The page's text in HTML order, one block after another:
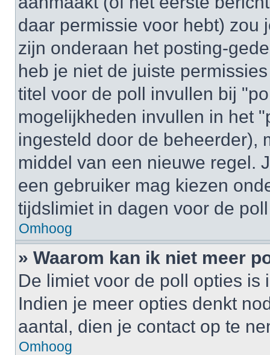
daar permissie voor hebt) zou
zijn onderaan het posting-
heb je niet de juiste
titel voor de poll invullen bij
mogelijkheden invullen in het
ingesteld door de beheerder),
middel van een nieuwe regel.
een gebruiker mag kiezen
tijdslimiet in dagen voor de
Omhoog
» Waarom kan ik niet meer
De limiet voor de poll opties is
Indien je meer opties denkt
aantal, dien je contact op te
Omhoog